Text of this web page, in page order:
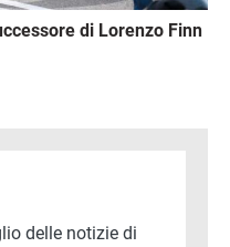
di Lorenzo Finn
delle notizie di